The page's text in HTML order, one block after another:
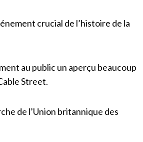
crucial de l’histoire de la
au public un aperçu beaucoup
Street.
de l’Union britannique des